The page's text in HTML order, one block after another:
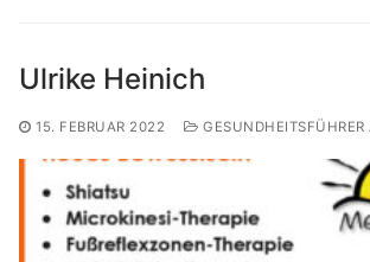
Ulrike Heinich
15. FEBRUAR 2022 GESUNDHEITSFÜHRER